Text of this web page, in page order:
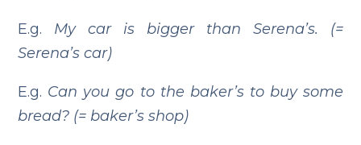
E.g. My car is bigger than Serena’s. (=
Serena’s car)
E.g. Can you go to the baker’s to buy some
bread? (= baker’s shop)